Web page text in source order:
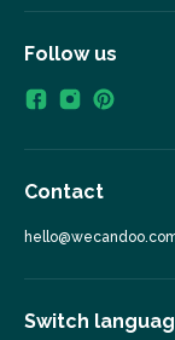
Follow us
Contact
Switch